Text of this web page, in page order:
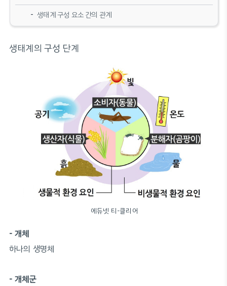
생태계 구성 요소 간의 관계
생태계의 구성 단계
에듀넷 티-클리어
- 개체
하나의 생명체
- 개체군